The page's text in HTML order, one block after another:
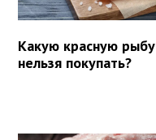
Какую красную рыбу
нельзя покупать?